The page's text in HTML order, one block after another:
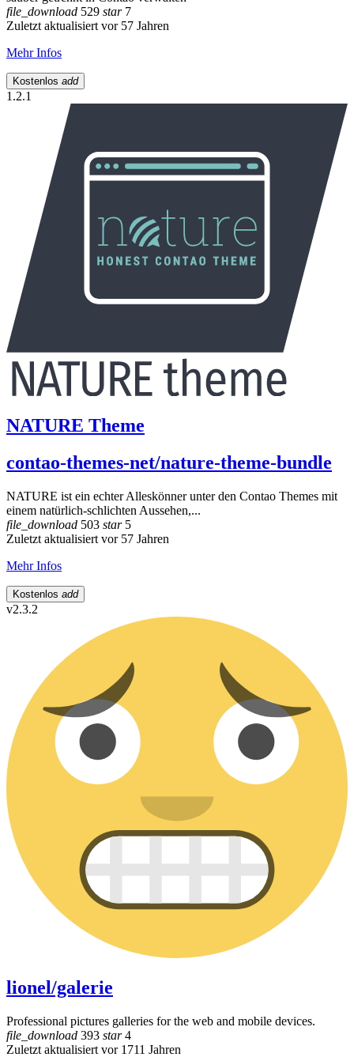
file_download 529 star7
Zuletzt aktualisiert vor 57 Jahren
Mehr Infos
Kostenlos add
1.2.1
NATURE Theme
contao-themes-net/nature-theme-bundle
NATURE ist ein echter Alleskönner unter den Contao Themes mit
einem natürlich-schlichten Aussehen,...
file_download 503 star5
Zuletzt aktualisiert vor 57 Jahren
Mehr Infos
Kostenlos add
v2.3.2
lionel/galerie
Professional pictures galleries for the web and mobile devices.
file_download 393 star4
Zuletzt aktualisiert vor 1711 Jahren